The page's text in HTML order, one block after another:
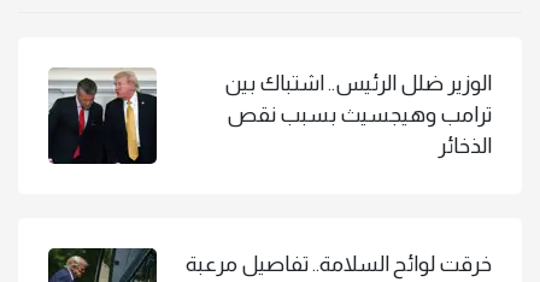
الوزير ضلل الرئيس.. اشتباك بين
ترامب وهيجسيث بسبب نقص
الذخائر
خرقت لوائح السلامة.. تفاصيل مرعبة